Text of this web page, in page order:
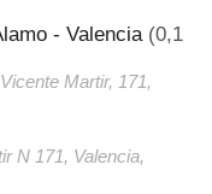
- Valencia (0,1
Martir, 171,
N 171, Valencia,